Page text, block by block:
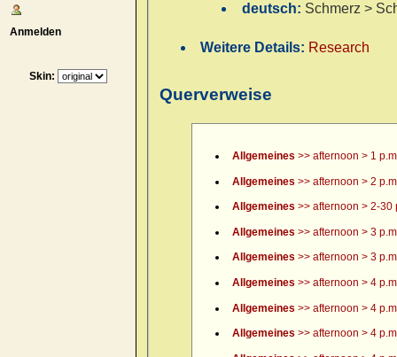
Anmelden
Skin:
deutsch: Schmerz >
Weitere Details: Research
Querverweise
Allgemeines >> afternoon > 1
Allgemeines >> afternoon > 2 p.m.
Allgemeines >> afternoon > 2-30
Allgemeines >> afternoon > 3 p.m.
Allgemeines >> afternoon > 3
Allgemeines >> afternoon > 4
Allgemeines >> afternoon > 4
Allgemeines >> afternoon > 4